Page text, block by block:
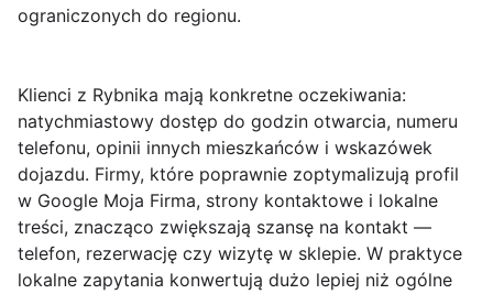
ograniczonych do regionu.
Klienci z Rybnika mają konkretne oczekiwania:
natychmiastowy dostęp do godzin otwarcia, numeru
telefonu, opinii innych mieszkańców i wskazówek
dojazdu. Firmy, które poprawnie zoptymalizują profil
w Google Moja Firma, strony kontaktowe i lokalne
treści, znacząco zwiększają szansę na kontakt —
telefon, rezerwację czy wizytę w sklepie. W praktyce
lokalne zapytania konwertują dużo lepiej niż ogólne